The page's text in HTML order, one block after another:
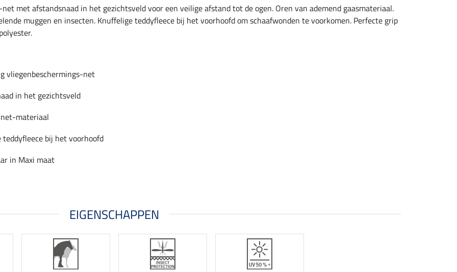
met afstandsnaad in het gezichtsveld voor een veilige afstand tot de ogen. Oren van ademend gaasmateriaal.
muggen en insecten. Knuffelige teddyfleece bij het voorhoofd om schaafwonden te voorkomen. Perfecte grip
vliegenbeschermings-net
in het gezichtsveld
materiaal
teddyfleece bij het voorhoofd
in Maxi maat
EIGENSCHAPPEN